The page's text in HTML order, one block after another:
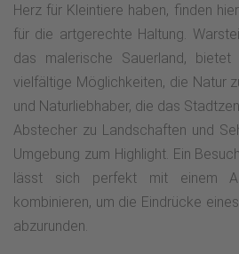
Herz für Kleintiere haben, finden
für die artgerechte Haltung.
das malerische Sauerland,
vielfältige Möglichkeiten, die Natur
und Naturliebhaber, die das
Abstecher zu Landschaften und
Umgebung zum Highlight. Ein
lässt sich perfekt mit einem
kombinieren, um die Eindrücke
abzurunden.